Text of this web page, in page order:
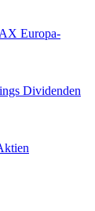
Europa-
Dividenden